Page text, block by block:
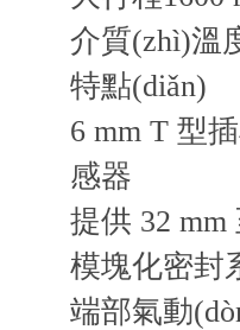
介質(zhì)溫
特點(diǎn)
6 mm T 型
感器
提供 32 mm
模塊化密封
端部氣動